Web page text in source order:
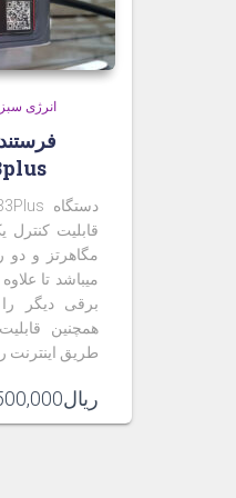
انرژی سبز
مگاهرتز و دو
برقی دیگر را
همچنین
طریق اینترنت
ریال